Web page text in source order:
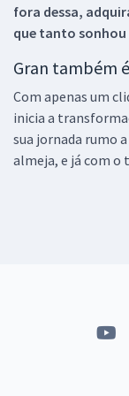
fora dessa,
que tanto
Gran também
Com apenas um
inicia a
sua jornada rumo
almeja, e já com o